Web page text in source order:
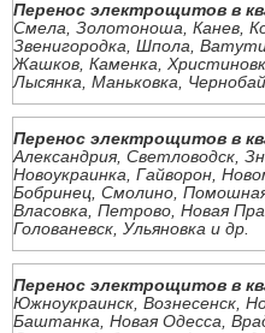
Перенос электрощитов в
Смела, Золотоноша, Канев,
Звенигородка, Шпола,
Жашков, Каменка,
Лысянка, Маньковка,
Перенос электрощитов в
Александрия, Светловодск,
Новоукраинка, Гайворон,
Бобринец, Смолино,
Власовка, Петрово, Новая
Голованевск, Ульяновка и др.
Перенос электрощитов в
Южноукраинск, Вознесенск,
Баштанка, Новая Одесса,